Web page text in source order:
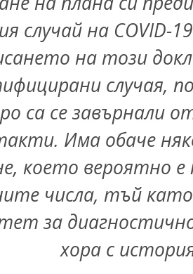
случай на COVID-
на този
случая,
са се завърнали
Има обаче
което вероятно
числа, тъй
за
хора с